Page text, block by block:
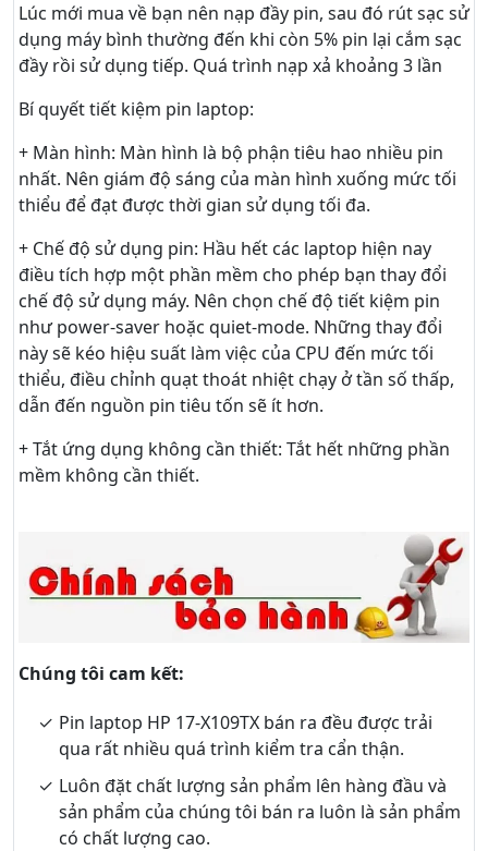
Lúc mới mua về bạn nên nạp đầy pin, sau đó rút sạc sử
dụng máy bình thường đến khi còn 5% pin lại cắm sạc
đầy rồi sử dụng tiếp. Quá trình nạp xả khoảng 3 lần
Bí quyết tiết kiệm pin laptop:
+ Màn hình: Màn hình là bộ phận tiêu hao nhiều pin
nhất. Nên giám độ sáng của màn hình xuống mức tối
thiểu để đạt được thời gian sử dụng tối đa.
+ Chế độ sử dụng pin: Hầu hết các laptop hiện nay
điều tích hợp một phần mềm cho phép bạn thay đổi
chế độ sử dụng máy. Nên chọn chế độ tiết kiệm pin
như power-saver hoặc quiet-mode. Những thay đổi
này sẽ kéo hiệu suất làm việc của CPU đến mức tối
thiểu, điều chỉnh quạt thoát nhiệt chạy ở tần số thấp,
dẫn đến nguồn pin tiêu tốn sẽ ít hơn.
+ Tắt ứng dụng không cần thiết: Tắt hết những phần
mềm không cần thiết.
Chúng tôi cam kết:
Pin laptop HP 17-X109TX bán ra đều được trải
qua rất nhiều quá trình kiểm tra cẩn thận.
Luôn đặt chất lượng sản phẩm lên hàng đầu và
sản phẩm của chúng tôi bán ra luôn là sản phẩm
có chất lượng cao.